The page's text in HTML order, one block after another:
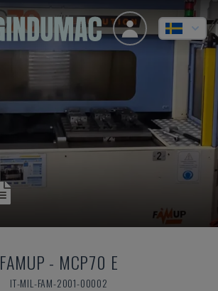
FAMUP - MCP70 E
IT-MIL-FAM-2001-00002